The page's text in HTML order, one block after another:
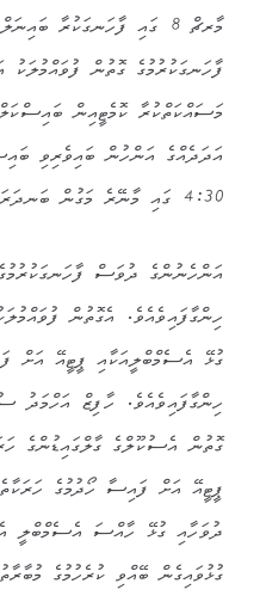
މާރޗް 8 ގައި ފާހަނގަކުރާ
ފާހަނގަކުރުމުގެ ގޮތުން
މަސައްކަތްކުރާ ކޮމެޓީއިން
އަދަދެއްގެ އަންހުން ބައިވެރިވި
4:30 ގައި މާނޭރެ މަގުން ބަނދަރަށެވެ.
އަންހެނުންގެ ދުވަސް
ހިންގާފައިވެއެވެ. އެގޮތުން
ގުޅޭ އެސެމްބްލީއަކާއި ޕީޓީއޭ އަށް
ހިންގާފައިވެއެވެ. ހާފިޒް އަހްމަދު
ގޮތުން އެސުކޫލްގެ ގާލްގައިޑުންގެ
ޕީޓީއޭ އަށް ފައިސާ ހޯދުމުގެ
ދުވަހާއި ގުޅޭ ހާއްސަ އެސެމްބްލީ
ގުޅުވައިގެން ބޭއްވި ކުރެހުމުގެ